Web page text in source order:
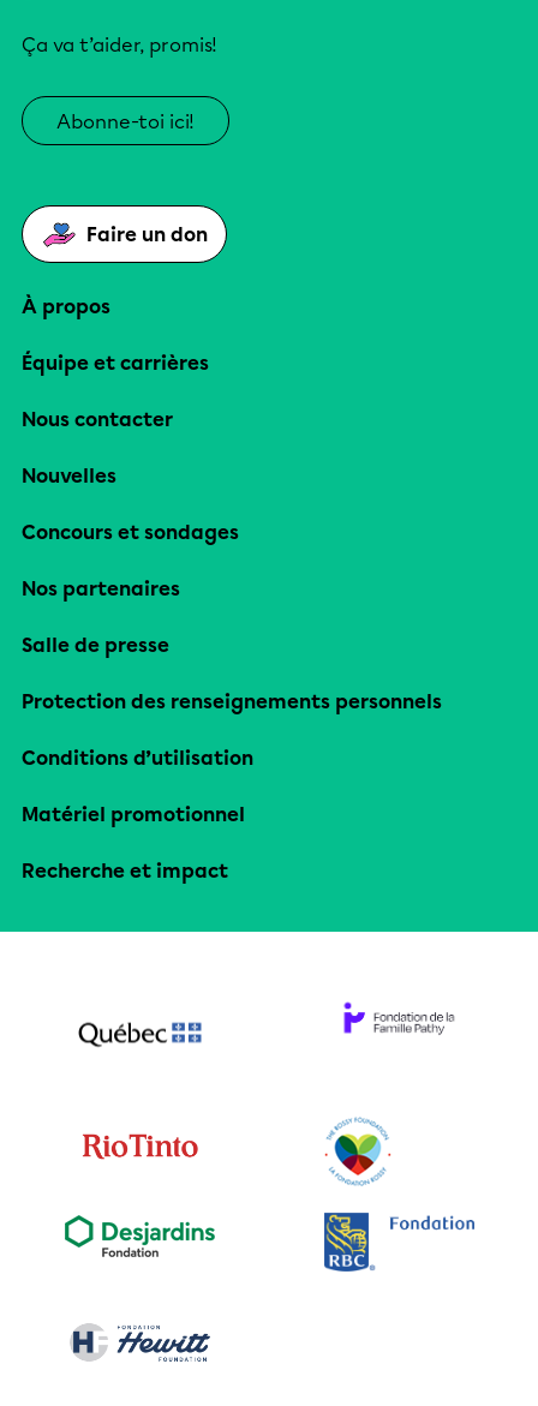
Ça va t’aider, promis!
Abonne-toi ici!
Faire un don
À propos
Équipe et carrières
Nous contacter
Nouvelles
Concours et sondages
Nos partenaires
Salle de presse
Protection des renseignements personnels
Conditions d’utilisation
Matériel promotionnel
Recherche et impact